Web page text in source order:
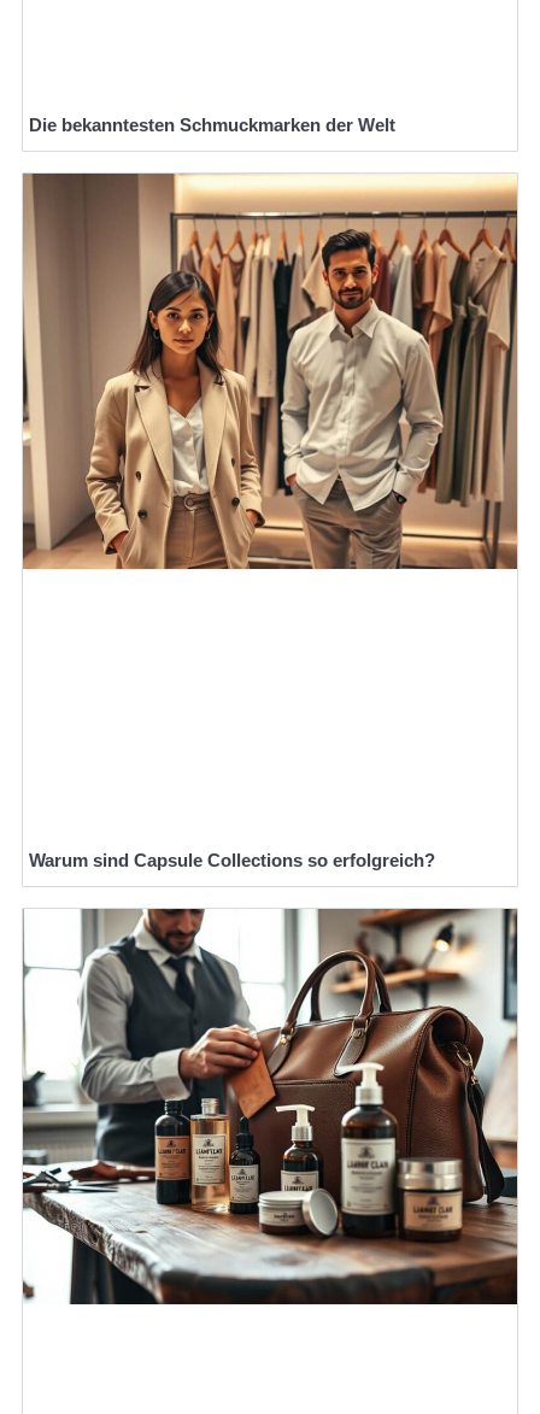
Die bekanntesten Schmuckmarken der Welt
Warum sind Capsule Collections so erfolgreich?